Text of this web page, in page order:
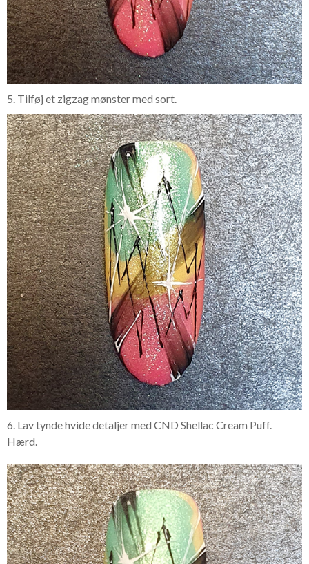
5. Tilføj et zigzag mønster med sort.
6. Lav tynde hvide detaljer med CND Shellac Cream Puff.
Hærd.